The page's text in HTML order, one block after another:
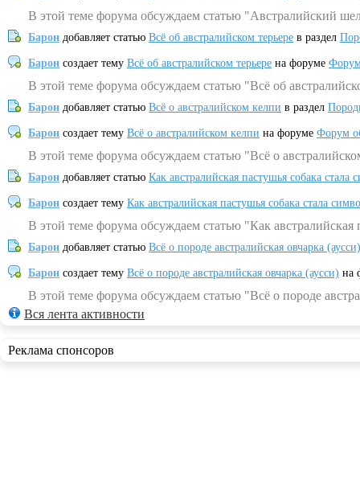
В этой теме форума обсуждаем статью "Австралийский
Барон добавляет статью Всё об австралийском терьере в раздел
Барон создает тему Всё об австралийском терьере на форуме
В этой теме форума обсуждаем статью "Всё об
Барон добавляет статью Всё о австралийском келпи в раздел
Барон создает тему Всё о австралийском келпи на форуме Форум
В этой теме форума обсуждаем статью "Всё о
Барон добавляет статью Как австралийская пастушья собака
Барон создает тему Как австралийская пастушья собака стала
В этой теме форума обсуждаем статью "Как
Барон добавляет статью Всё о породе австралийская овчарка (аусси)
Барон создает тему Всё о породе австралийская овчарка (аусси) на
В этой теме форума обсуждаем статью "Всё о породе
Вся лента активности
Реклама спонсоров